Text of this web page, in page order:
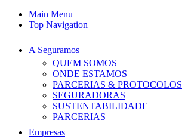
Main Menu
Top Navigation
A Seguramos
QUEM SOMOS
ONDE ESTAMOS
PARCERIAS & PROTOCOLOS
SEGURADORAS
SUSTENTABILIDADE
PARCERIAS
Empresas